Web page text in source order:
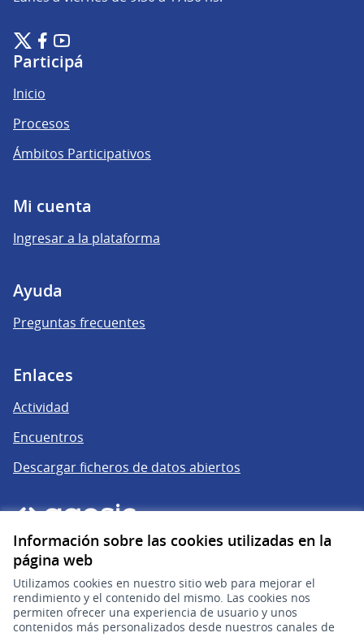
Información sobre las cookies utilizadas en la
página web
Utilizamos cookies en nuestro sitio web para mejorar el
rendimiento y el contenido del mismo. Las cookies nos
permiten ofrecer una experiencia de usuario y unos
contenidos más personalizados desde nuestros canales de
Plataforma de Participación Ciudadana Digital en X
(Enlace externo)
Plataforma de Participación Ciudadana Digital en Facebook
(Enlace externo)
Plataforma de Participación Ciudadana Digital en
(Enlace externo)
Participá
Inicio
Procesos
Ámbitos Participativos
Mi cuenta
Ingresar a la plataforma
Ayuda
Preguntas frecuentes
Enlaces
Actividad
Encuentros
Descargar ficheros de datos abiertos
gub.uy
(Enlace externo)